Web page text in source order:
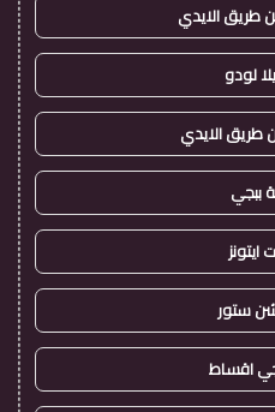
طريق الايدي
لودو
الايدي
ببجي
ايتونز
ستور
اقساط